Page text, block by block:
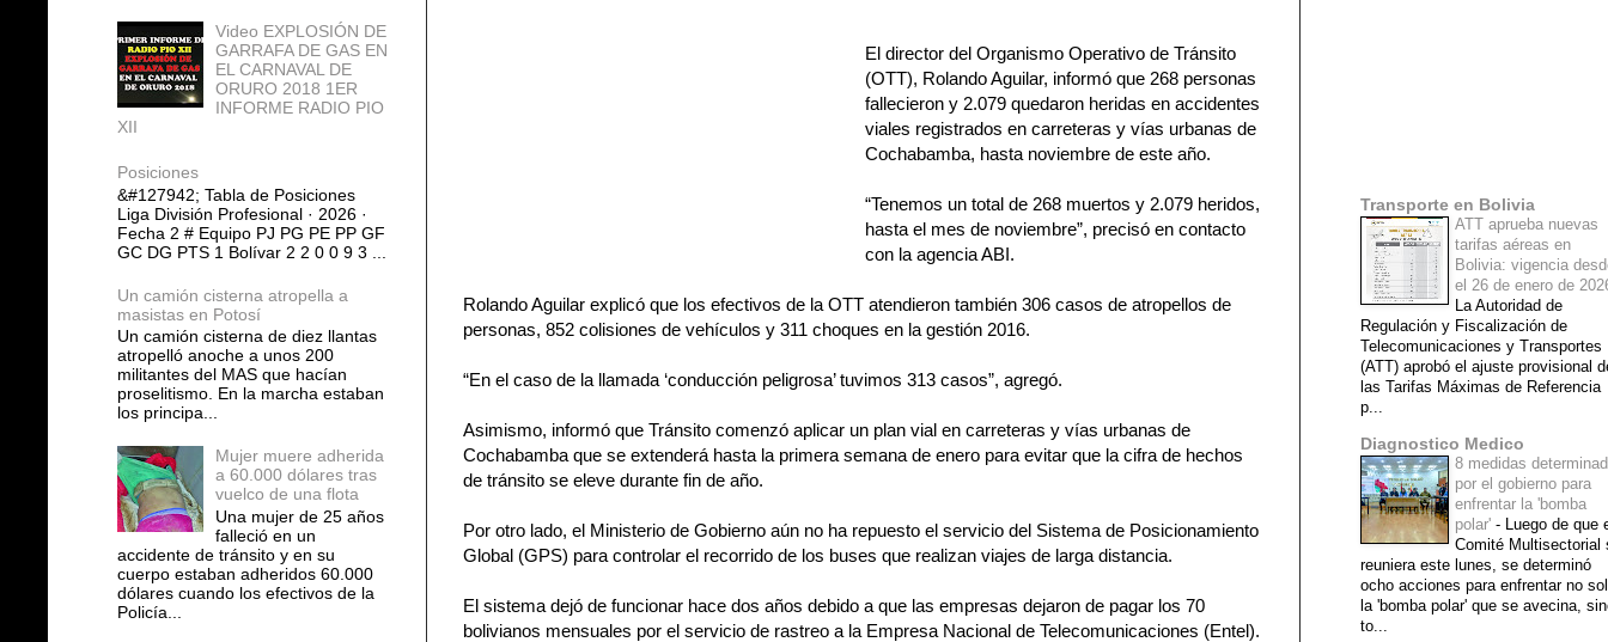
El director del Organismo Operativo de Tránsito
(OTT), Rolando Aguilar, informó que 268 personas
fallecieron y 2.079 quedaron heridas en accidentes
viales registrados en carreteras y vías urbanas de
Cochabamba, hasta noviembre de este año.
“Tenemos un total de 268 muertos y 2.079 heridos,
hasta el mes de noviembre”, precisó en contacto
con la agencia ABI.
Rolando Aguilar explicó que los efectivos de la OTT atendieron también 306 casos de atropellos de
personas, 852 colisiones de vehículos y 311 choques en la gestión 2016.
“En el caso de la llamada ‘conducción peligrosa’ tuvimos 313 casos”, agregó.
Asimismo, informó que Tránsito comenzó aplicar un plan vial en carreteras y vías urbanas de
Cochabamba que se extenderá hasta la primera semana de enero para evitar que la cifra de hechos
de tránsito se eleve durante fin de año.
Por otro lado, el Ministerio de Gobierno aún no ha repuesto el servicio del Sistema de Posicionamiento
Global (GPS) para controlar el recorrido de los buses que realizan viajes de larga distancia.
El sistema dejó de funcionar hace dos años debido a que las empresas dejaron de pagar los 70
bolivianos mensuales por el servicio de rastreo a la Empresa Nacional de Telecomunicaciones (Entel).
Video EXPLOSIÓN DE
GARRAFA DE GAS EN
EL CARNAVAL DE
ORURO 2018 1ER
INFORME RADIO PIO
XII
Posiciones
&#127942; Tabla de Posiciones
Liga División Profesional · 2026 ·
Fecha 2 # Equipo PJ PG PE PP GF
GC DG PTS 1 Bolívar 2 2 0 0 9 3 ...
Un camión cisterna atropella a
masistas en Potosí
Un camión cisterna de diez llantas
atropelló anoche a unos 200
militantes del MAS que hacían
proselitismo. En la marcha estaban
los principa...
Mujer muere adherida
a 60.000 dólares tras
vuelco de una flota
Una mujer de 25 años
falleció en un
accidente de tránsito y en su
cuerpo estaban adheridos 60.000
dólares cuando los efectivos de la
Policía...
Transporte en Bolivia
ATT aprueba nuevas
tarifas aéreas en
Bolivia: vigencia
el 26 de enero de
La Autoridad de
Regulación y Fiscalización de
Telecomunicaciones y Transportes
(ATT) aprobó el ajuste provisional
las Tarifas Máximas de Referencia
p...
Diagnostico Medico
8 medidas
por el gobierno para
enfrentar la 'bomba
polar' - Luego de que
Comité Multisectorial
reuniera este lunes, se determinó
ocho acciones para enfrentar no
la 'bomba polar' que se avecina,
to...